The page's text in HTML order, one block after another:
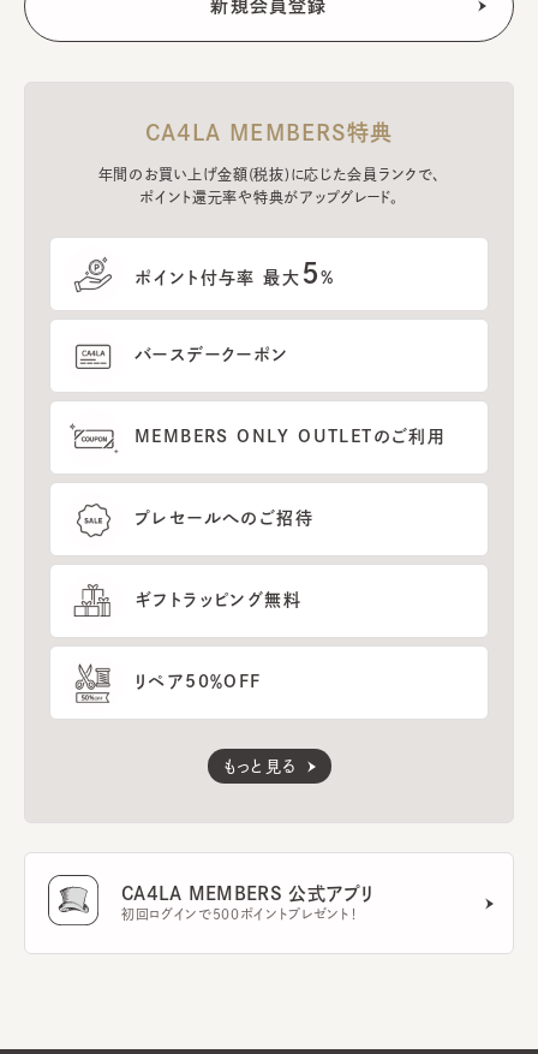
CA4LA MEMBERS特典
年間のお買い上げ金額(税抜)に応じた会員ランクで、
ポイント還元率や特典がアップグレード。
ポイント付与率 最大 5%
バースデークーポン
MEMBERS ONLY OUTLETのご利用
プレセールへのご招待
ギフトラッピング無料
リペア50％OFF
もっと見る
CA4LA MEMBERS 公式アプリ
初回ログインで500ポイントプレゼント！